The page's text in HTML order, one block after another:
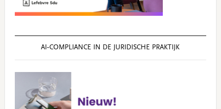
AI‑COMPLIANCE IN DE JURIDISCHE PRAKTIJK